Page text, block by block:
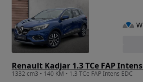
Renault Kadjar 1.3 TCe FAP Intens
1332 cm3 • 140 KM • 1.3 TCe FAP Intens EDC